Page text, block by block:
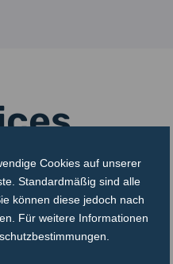
Cookies auf unserer
Standardmäßig sind alle
können diese jedoch nach
Für weitere Informationen